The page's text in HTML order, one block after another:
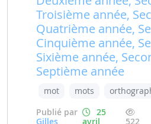
Troisième année,
Quatrième année,
Cinquième année,
Sixième année,
Septième année
mot mots
Publié par
Gilles
25
avril
522